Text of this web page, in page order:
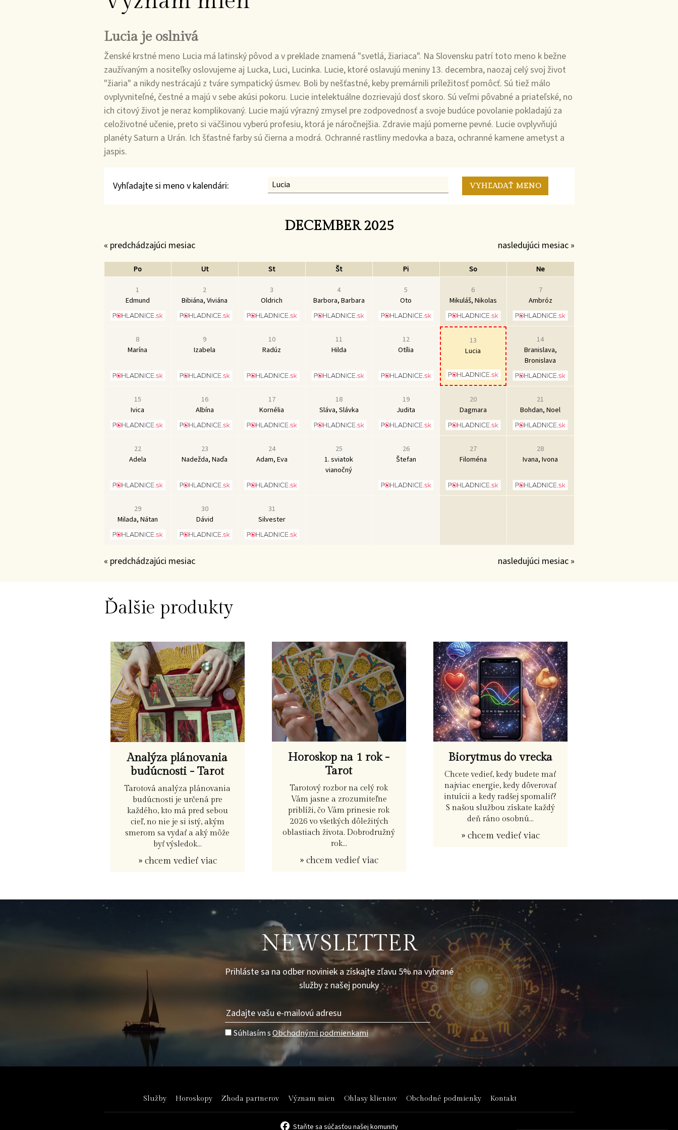
Lucia je oslnivá
Ženské krstné meno Lucia má latinský pôvod a v preklade znamená "svetlá, žiariaca". Na Slovensku patrí toto meno k bežne
zaužívaným a nositeľky oslovujeme aj Lucka, Luci, Lucinka. Lucie, ktoré oslavujú meniny 13. decembra, naozaj celý svoj život
"žiaria" a nikdy nestrácajú z tváre sympatický úsmev. Boli by nešťastné, keby premárnili príležitosť pomôcť. Sú tiež málo
ovplyvniteľné, čestné a majú v sebe akúsi pokoru. Lucie intelektuálne dozrievajú dosť skoro. Sú veľmi pôvabné a priateľské, no
ich citový život je neraz komplikovaný. Lucie majú výrazný zmysel pre zodpovednosť a svoje budúce povolanie pokladajú za
celoživotné učenie, preto si väčšinou vyberú profesiu, ktorá je náročnejšia. Zdravie majú pomerne pevné. Lucie ovplyvňujú
planéty Saturn a Urán. Ich šťastné farby sú čierna a modrá. Ochranné rastliny medovka a baza, ochranné kamene ametyst a
jaspis.
Vyhľadajte si meno v kalendári:
DECEMBER 2025
« predchádzajúci mesiac nasledujúci mesiac »
Po Ut St Št Pi So
Ne
1
Edmund
2
Bibiána, Viviána
3
Oldrich
4
Barbora, Barbara
5
Oto
6
Mikuláš, Nikolas
7
Ambróz
8
Marína
9
Izabela
10
Radúz
11
Hilda
12
Otília
13
Lucia
14
Branislava,
Bronislava
15
Ivica
16
Albína
17
Kornélia
18
Sláva, Slávka
19
Judita
20
Dagmara
21
Bohdan, Noel
22
Adela
23
Nadežda, Naďa
24
Adam, Eva
25
1. sviatok
vianočný
26
Štefan
27
Filoména
28
Ivana, Ivona
29
Milada, Nátan
30
Dávid
31
Silvester
« predchádzajúci mesiac nasledujúci mesiac »
Ďalšie produkty
Analýza plánovania
budúcnosti - Tarot
Tarotová analýza plánovania
budúcnosti je určená pre
každého, kto má pred sebou
cieľ, no nie je si istý, akým
smerom sa vydať a aký môže
byť výsledok...
» chcem vedieť viac
Horoskop na 1 rok -
Tarot
Tarotový rozbor na celý rok
Vám jasne a zrozumiteľne
priblíži, čo Vám prinesie rok
2026 vo všetkých dôležitých
oblastiach života. Dobrodružný
rok...
» chcem vedieť viac
Biorytmus do vrecka
Chcete vedieť, kedy budete mať
najviac energie, kedy dôverovať
intuícii a kedy radšej spomaliť?
S našou službou získate každý
deň ráno osobnú...
» chcem vedieť viac
NEWSLETTER
Prihláste sa na odber noviniek a získajte zľavu 5% na vybrané
služby z našej ponuky
Súhlasím sObchodnými podmienkami
Služby Horoskopy Zhoda partnerov Význam mien Ohlasy klientov Obchodné podmienky Kontakt
Staňte sa súčasťou našej komunity